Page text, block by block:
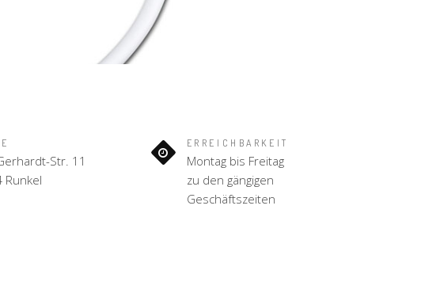
Str. 11
Runkel
ERREICHBARKEIT
Montag bis Freitag
zu den gängigen
Geschäftszeiten